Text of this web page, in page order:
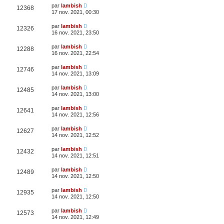
12368 par lambish
17 nov. 2021, 00:30
12326 par lambish
16 nov. 2021, 23:50
12288 par lambish
16 nov. 2021, 22:54
12746 par lambish
14 nov. 2021, 13:09
12485 par lambish
14 nov. 2021, 13:00
12641 par lambish
14 nov. 2021, 12:56
12627 par lambish
14 nov. 2021, 12:52
12432 par lambish
14 nov. 2021, 12:51
12489 par lambish
14 nov. 2021, 12:50
12935 par lambish
14 nov. 2021, 12:50
12573 par lambish
14 nov. 2021, 12:49